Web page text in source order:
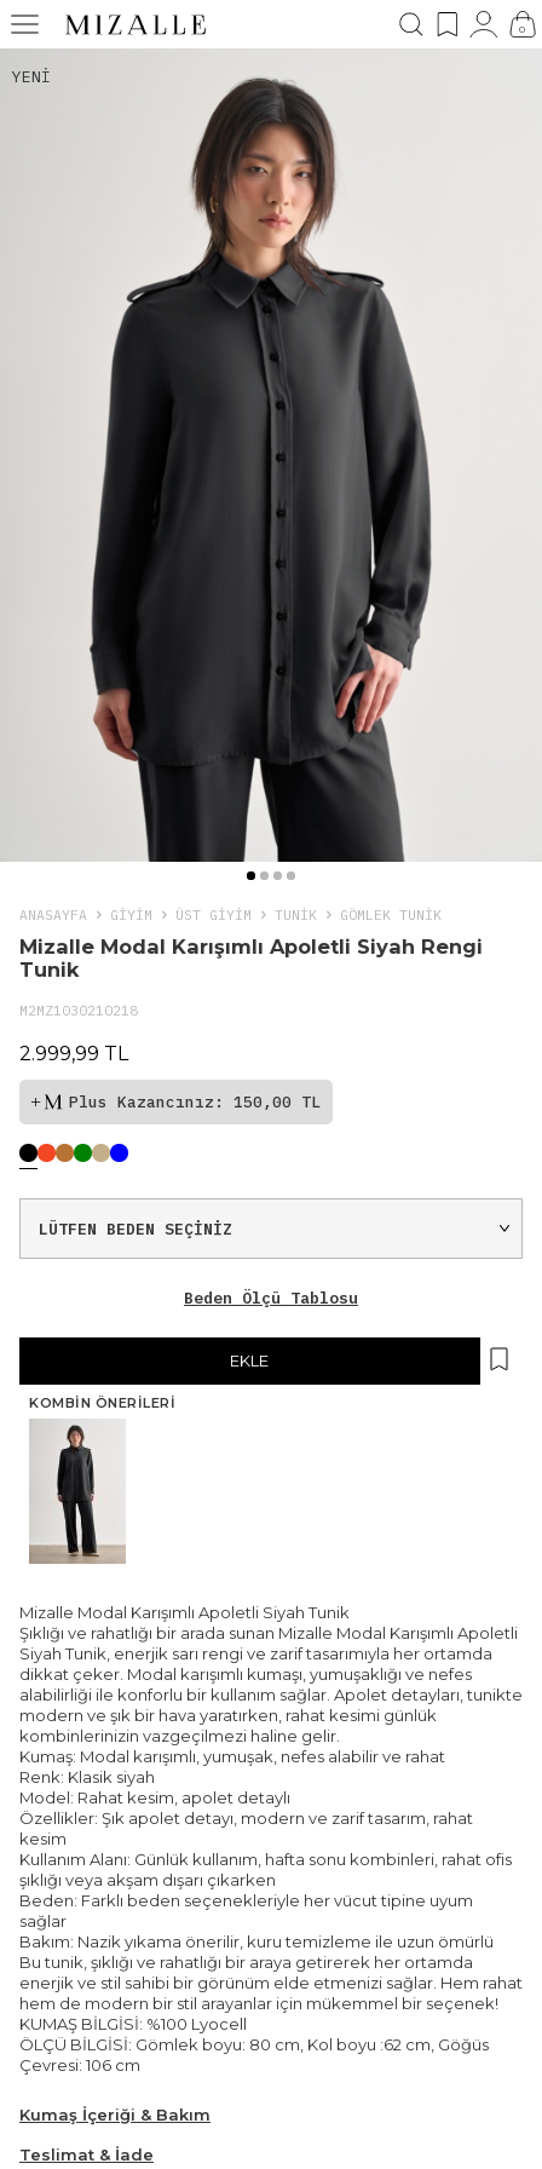
0
YENI
ANASAYFA GIYIM ÜST GİYİM TUNIK GÖMLEK TUNIK
Mizalle Modal Karışımlı Apoletli Siyah Rengi
Tunik
M2MZ1030210218
2.999,99 TL
Plus Kazancınız: 150,00 TL
Beden Ölçü Tablosu
EKLE
KOMBIN ÖNERILERI
Mizalle Modal Karışımlı Apoletli Siyah Tunik
Şıklığı ve rahatlığı bir arada sunan Mizalle Modal Karışımlı Apoletli
Siyah Tunik, enerjik sarı rengi ve zarif tasarımıyla her ortamda
dikkat çeker. Modal karışımlı kumaşı, yumuşaklığı ve nefes
alabilirliği ile konforlu bir kullanım sağlar. Apolet detayları, tunikte
modern ve şık bir hava yaratırken, rahat kesimi günlük
kombinlerinizin vazgeçilmezi haline gelir.
Kumaş: Modal karışımlı, yumuşak, nefes alabilir ve rahat
Renk: Klasik siyah
Model: Rahat kesim, apolet detaylı
Özellikler: Şık apolet detayı, modern ve zarif tasarım, rahat
kesim
Kullanım Alanı: Günlük kullanım, hafta sonu kombinleri, rahat ofis
şıklığı veya akşam dışarı çıkarken
Beden: Farklı beden seçenekleriyle her vücut tipine uyum
sağlar
Bakım: Nazik yıkama önerilir, kuru temizleme ile uzun ömürlü
Bu tunik, şıklığı ve rahatlığı bir araya getirerek her ortamda
enerjik ve stil sahibi bir görünüm elde etmenizi sağlar. Hem rahat
hem de modern bir stil arayanlar için mükemmel bir seçenek!
KUMAŞ BİLGİSİ: %100 Lyocell
ÖLÇÜ BİLGİSİ: Gömlek boyu: 80 cm, Kol boyu :62 cm, Göğüs
Çevresi: 106 cm
Kumaş İçeriği & Bakım
Teslimat & İade